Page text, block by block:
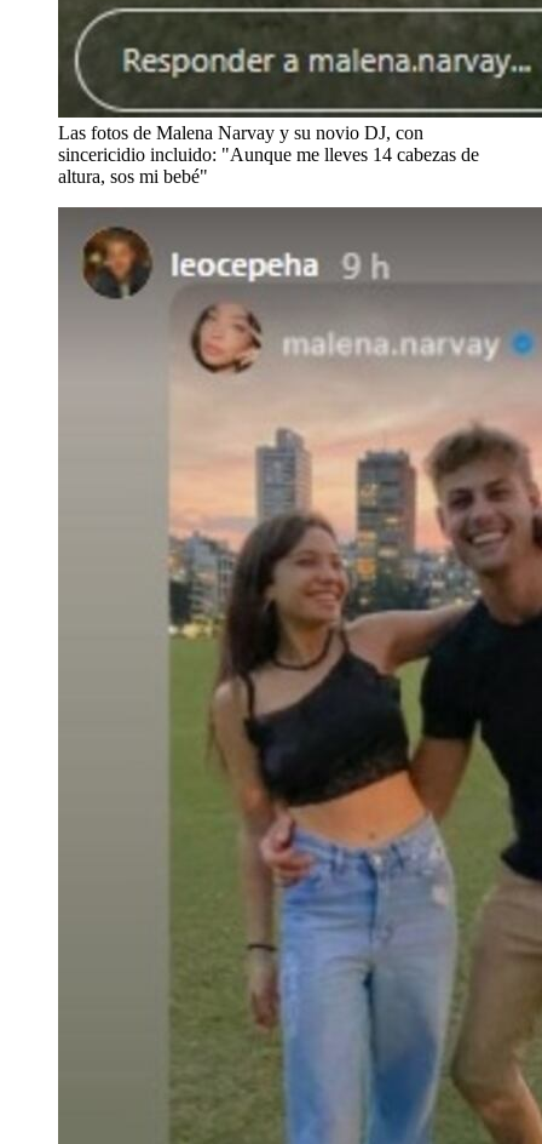
Las fotos de Malena Narvay y su novio DJ, con
sincericidio incluido: "Aunque me lleves 14 cabezas de
altura, sos mi bebé"